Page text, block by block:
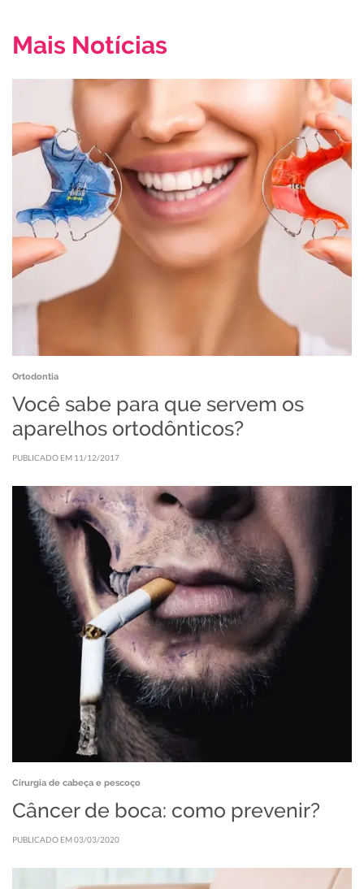
Mais Notícias
Ortodontia
Você sabe para que servem os
aparelhos ortodônticos?
PUBLICADO EM 11/12/2017
Cirurgia de cabeça e pescoço
Câncer de boca: como prevenir?
PUBLICADO EM 03/03/2020